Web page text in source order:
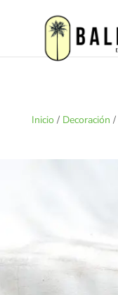
Inicio / Decoración /